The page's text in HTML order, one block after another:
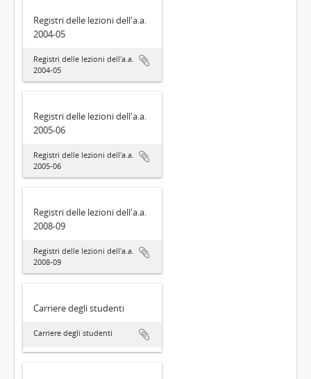
Registri delle lezioni dell'a.a.
2004-05
Registri delle lezioni dell'a.a.
2004-05
Registri delle lezioni dell'a.a.
2005-06
Registri delle lezioni dell'a.a.
2005-06
Registri delle lezioni dell'a.a.
2008-09
Registri delle lezioni dell'a.a.
2008-09
Carriere degli studenti
Carriere degli studenti